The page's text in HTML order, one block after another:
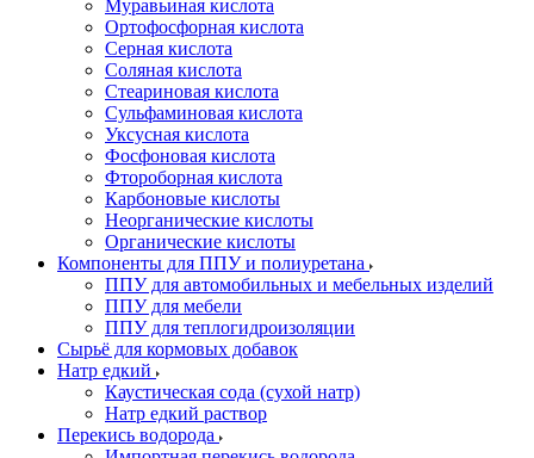
Муравьиная кислота
Ортофосфорная кислота
Серная кислота
Соляная кислота
Стеариновая кислота
Сульфаминовая кислота
Уксусная кислота
Фосфоновая кислота
Фтороборная кислота
Карбоновые кислоты
Неорганические кислоты
Органические кислоты
Компоненты для ППУ и полиуретана
ППУ для автомобильных и мебельных изделий
ППУ для мебели
ППУ для теплогидроизоляции
Сырьё для кормовых добавок
Натр едкий
Каустическая сода (сухой натр)
Натр едкий раствор
Перекись водорода